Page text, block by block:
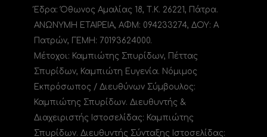
Έδρα: Όθωνος Αμαλίας 18, Τ.Κ. 26221, Πάτρα.
ΑΝΩΝΥΜΗ ΕΤΑΙΡΕΙΑ, ΑΦΜ: 094233274, ΔΟΥ: A
Πατρών, ΓΕΜΗ: 70193624000.
Μέτοχοι: Καμπιώτης Σπυρίδων, Πέττας
Σπυρίδων, Καμπιώτη Ευγενία. Νόμιμος
Εκπρόσωπος / Διευθύνων Σύμβουλος:
Καμπιώτης Σπυρίδων. Διευθυντής &
Διαχειριστής Ιστοσελίδας: Καμπιώτης
Σπυρίδων. Διευθυντής Σύνταξης Ιστοσελίδας: